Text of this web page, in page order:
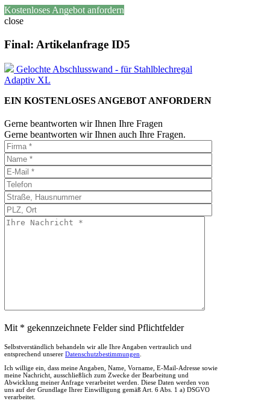
Kostenloses Angebot anfordern
close
Final: Artikelanfrage ID5
Gelochte Abschlusswand - für Stahlblechregal
Adaptiv XL
EIN KOSTENLOSES ANGEBOT ANFORDERN
Gerne beantworten wir Ihnen Ihre Fragen
Gerne beantworten wir Ihnen auch Ihre Fragen.
Mit * gekennzeichnete Felder sind Pflichtfelder
Selbstverständlich behandeln wir alle Ihre Angaben vertraulich und
entsprechend unserer Datenschutzbestimmungen
Ich willige ein, dass meine Angaben, Name, Vorname, E-Mail-Adresse sowie
meine Nachricht, ausschließlich zum Zwecke der Bearbeitung und
Abwicklung meiner Anfrage verarbeitet werden. Diese Daten werden von
uns auf der Grundlage Ihrer Einwilligung gemäß Art. 6 Abs. 1 a) DSGVO
verarbeitet.